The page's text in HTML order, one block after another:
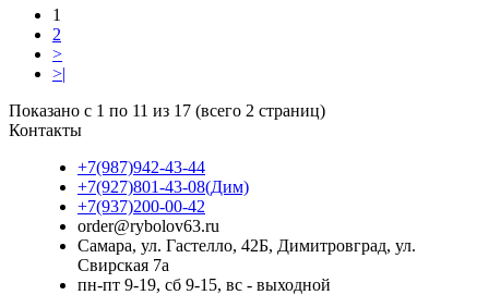
1
2
>
>|
Показано с 1 по 11 из 17 (всего 2 страниц)
Контакты
+7(987)942-43-44
+7(927)801-43-08(Дим)
+7(937)200-00-42
order@rybolov63.ru
Самара, ул. Гастелло, 42Б, Димитровград, ул.
Свирская 7а
пн-пт 9-19, сб 9-15, вс - выходной